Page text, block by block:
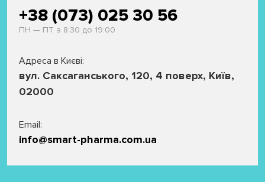
+38 (073) 025 30 56
ПН — ПТ з 8:30 до 19:00
Адреса в Києві:
вул. Саксаганського, 120, 4 поверх, Київ,
02000
Email:
info@smart-pharma.com.ua